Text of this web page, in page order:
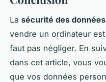
La sécurité des données
vendre un ordinateur
faut pas négliger. En
dans cet article, vous
que vos données